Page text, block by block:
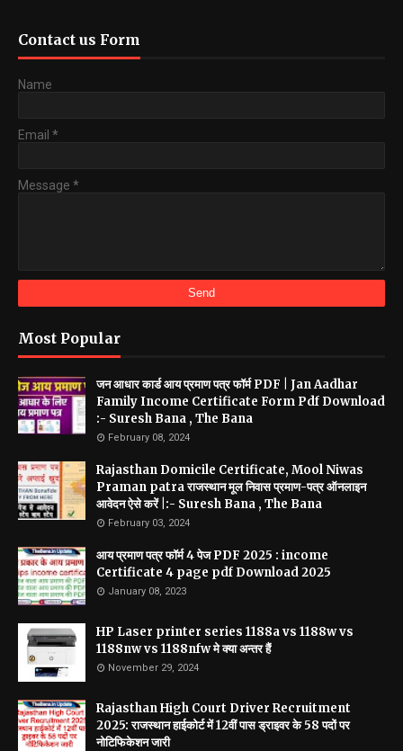
Contact us Form
Name
Email *
Message *
Most Popular
जन आधार कार्ड आय प्रमाण पत्र फॉर्म PDF | Jan Aadhar
Family Income Certificate Form Pdf Download
:- Suresh Bana , The Bana
February 08, 2024
Rajasthan Domicile Certificate, Mool Niwas
Praman patra राजस्थान मूल निवास प्रमाण-पत्र ऑनलाइन
आवेदन ऐसे करें |:- Suresh Bana , The Bana
February 03, 2024
आय प्रमाण पत्र फॉर्म 4 पेज PDF 2025 : income
Certificate 4 page pdf Download 2025
January 08, 2023
HP Laser printer series 1188a vs 1188w vs
1188nw vs 1188nfw मे क्या अन्तर हैं
November 29, 2024
Rajasthan High Court Driver Recruitment
2025: राजस्थान हाईकोर्ट में 12वीं पास ड्राइवर के 58 पदों पर
नोटिफिकेशन जारी